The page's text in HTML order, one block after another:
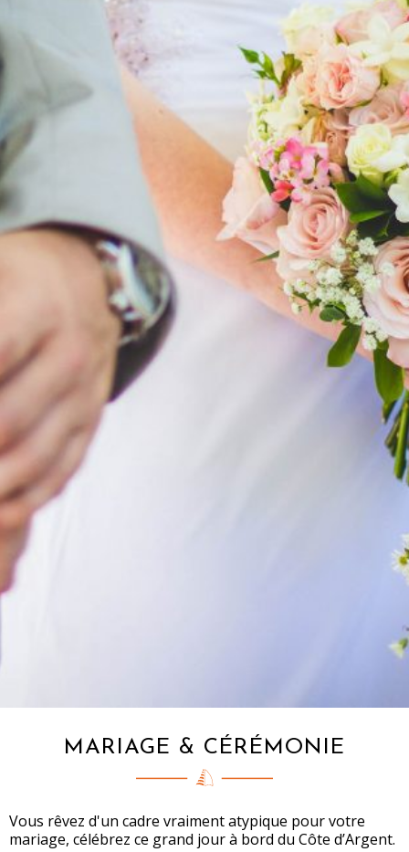
MARIAGE & CÉRÉMONIE
Vous rêvez d'un cadre vraiment atypique pour votre
mariage, célébrez ce grand jour à bord du Côte d’Argent.